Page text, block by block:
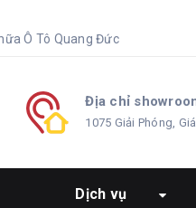
Ô Tô Quang Đức
Địa chỉ
1075 Giải Phóng,
Dịch vụ